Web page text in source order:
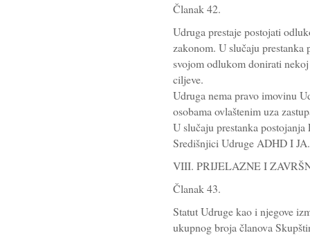
Članak 42.
Udruga prestaje postojati
zakonom. U slučaju
svojom odlukom donirati
ciljeve.
Udruga nema pravo imovinu
osobama ovlaštenim uza
U slučaju prestanka
Središnjici Udruge ADHD I JA.
VIII. PRIJELAZNE I
Članak 43.
Statut Udruge kao i njegove
ukupnog broja članova